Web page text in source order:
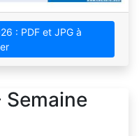
: PDF et JPG à